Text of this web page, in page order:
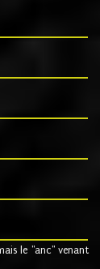
le "anc" venant